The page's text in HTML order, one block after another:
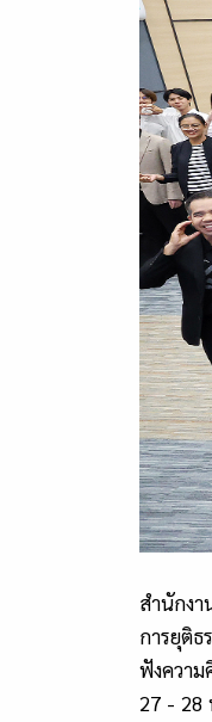
สำนักง
การยุติธ
ฟังควา
27 - 28